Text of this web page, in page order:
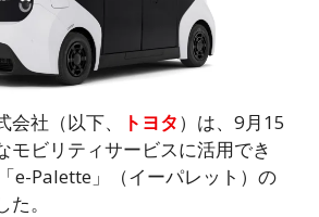
会社（以下、 トヨタ）は、9月15
モビリティサービスに活用でき
e-Palette」（イーパレット）の
。